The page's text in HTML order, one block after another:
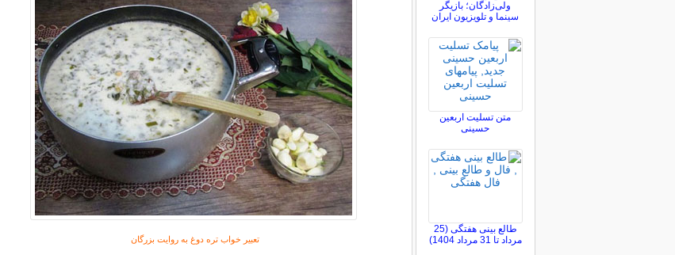
تعبیر خواب تره دوغ به روایت بزرگان
ولی‌زادگان؛ بازیگر
سینما و تلویزیون ایران
متن تسلیت اربعین
حسینی
طالع بینی هفتگی (25
مرداد تا 31 مرداد 1404)